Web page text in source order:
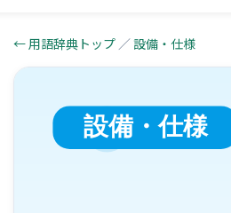
← 用語辞典トップ ／設備・仕様